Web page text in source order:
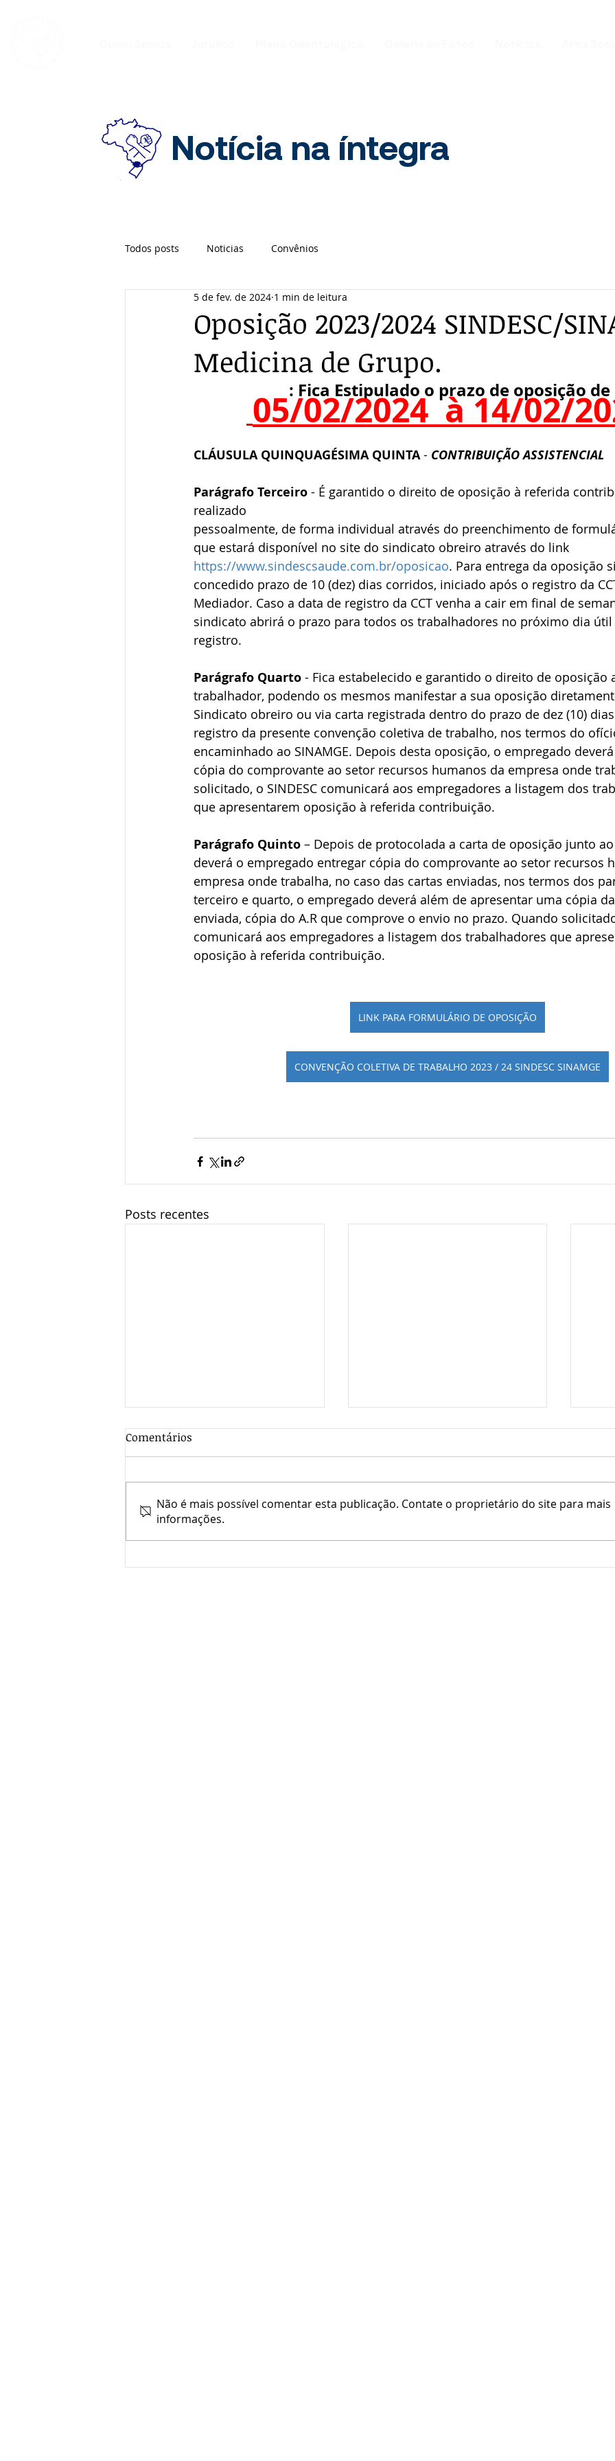
Notícia na íntegra
Todos posts Noticias Convênios
Oposição 2023/2024 SINDESC/
Medicina de Grupo.
5 de fev. de 2024 1 min de leitura
: Fica Estipulado o prazo de oposição de
05/02/2024  à 14/02/
CLÁUSULA QUINQUAGÉSIMA QUINTA - CONTRIBUIÇÃO ASSISTENCIAL
Parágrafo Terceiro - É garantido o direito de oposição à referida
realizado
pessoalmente, de forma individual através do preenchimento de
que estará disponível no site do sindicato obreiro através do link
https://www.sindescsaude.com.br/oposicao. Para entrega da oposição
concedido prazo de 10 (dez) dias corridos, iniciado após o registro da
Mediador. Caso a data de registro da CCT venha a cair em final de
sindicato abrirá o prazo para todos os trabalhadores no próximo dia útil
registro.
Parágrafo Quarto - Fica estabelecido e garantido o direito de oposição
trabalhador, podendo os mesmos manifestar a sua oposição
Sindicato obreiro ou via carta registrada dentro do prazo de dez (10)
registro da presente convenção coletiva de trabalho, nos termos do
encaminhado ao SINAMGE. Depois desta oposição, o empregado
cópia do comprovante ao setor recursos humanos da empresa onde
solicitado, o SINDESC comunicará aos empregadores a listagem dos
que apresentarem oposição à referida contribuição.
Parágrafo Quinto – Depois de protocolada a carta de oposição junto ao
deverá o empregado entregar cópia do comprovante ao setor recursos
empresa onde trabalha, no caso das cartas enviadas, nos termos dos
terceiro e quarto, o empregado deverá além de apresentar uma cópia
enviada, cópia do A.R que comprove o envio no prazo. Quando
comunicará aos empregadores a listagem dos trabalhadores que
oposição à referida contribuição.
LINK PARA FORMULÁRIO DE OPOSIÇÃO
CONVENÇÃO COLETIVA DE TRABALHO 2023 / 24 SINDESC SINAMGE
Posts recentes
ASSEMBLEIA GERAL
Nova Portaria do Ministério
Comentários
Não é mais possível comentar esta publicação. Contate o proprietário do site para mais
informações.